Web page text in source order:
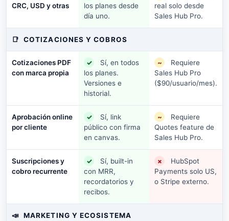
CRC, USD y otras
los planes desde
día uno.
real solo desde
Sales Hub Pro.
📑 COTIZACIONES Y COBROS
Cotizaciones PDF
con marca propia
✓
Sí, en todos
los planes.
Versiones e
historial.
~
Requiere
Sales Hub Pro
($90/usuario/mes).
Aprobación online
por cliente
✓
Sí, link
público con firma
en canvas.
~
Requiere
Quotes feature de
Sales Hub Pro.
Suscripciones y
cobro recurrente
✓
Sí, built-in
con MRR,
recordatorios y
recibos.
×
HubSpot
Payments solo US,
o Stripe externo.
📣 MARKETING Y ECOSISTEMA